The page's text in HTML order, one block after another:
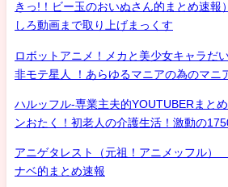
きっ!！ビー玉のおいぬさん的まとめ速
しろ動画まで取り上げまっくす
ロボットアニメ！メカと美少女キャラだ
非モテ星人 ！あらゆるマニアの為のマニ
ハルッフル-専業主夫的YOUTUBERまと
ンおたく！初老人の介護生活！激動の
アニゲタレスト（元祖！アニメッフル）
ナベ的まとめ速報